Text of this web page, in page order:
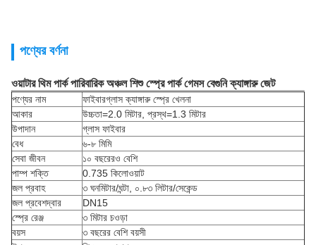
পণ্যের বর্ণনা
ওয়াটার থিম পার্ক পারিবারিক অঞ্চল শিশু স্প্রে পার্ক গেমস বেগুনি ক্যাঙ্গারু জেট
পণ্যের নাম
ফাইবারগ্লাস ক্যাঙ্গারু স্প্রে খেলনা
আকার
উচ্চতা=2.0 মিটার, প্রস্থ=1.3 মিটার
উপাদান
গ্লাস ফাইবার
বেধ
৬-৮ মিমি
সেবা জীবন
১০ বছরেরও বেশি
পাম্প শক্তি
0.735 কিলোওয়াট
জল প্রবাহ
৩ ঘনমিটার/ঘন্টা, ০.৮৩ লিটার/সেকেন্ড
জল প্রবেশদ্বার
DN15
স্প্রে রেঞ্জ
৩ মিটার চওড়া
বয়স
৩ বছরের বেশি বয়সী